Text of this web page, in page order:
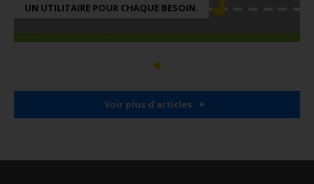
UN UTILITAIRE POUR CHAQUE BESOIN.
Voir plus d'articles